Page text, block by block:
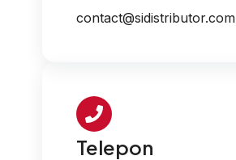
contact@sidistributor.com
Telepon